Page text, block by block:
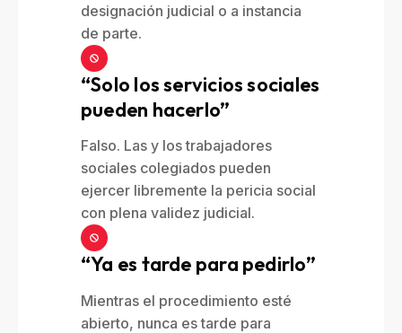
designación judicial o a instancia
de parte.
“Solo los servicios sociales
pueden hacerlo”
Falso. Las y los trabajadores
sociales colegiados pueden
ejercer libremente la pericia social
con plena validez judicial.
“Ya es tarde para pedirlo”
Mientras el procedimiento esté
abierto, nunca es tarde para